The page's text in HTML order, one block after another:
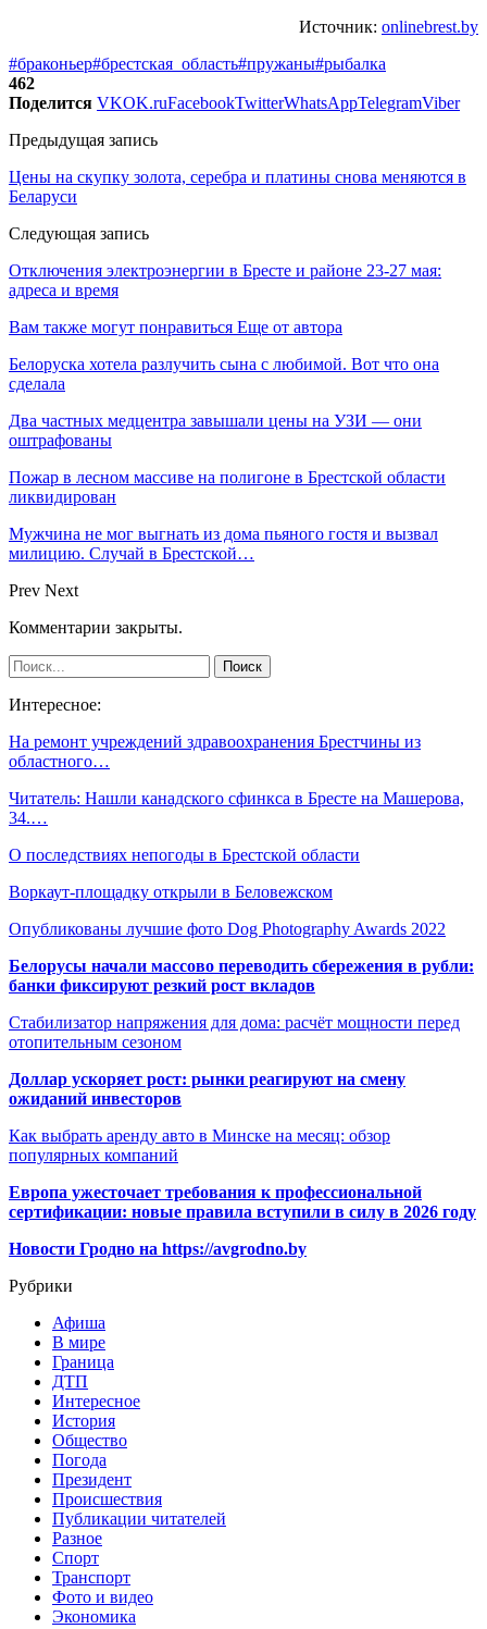
Источник: onlinebrest.by
#браконьер#брестская_область#пружаны#рыбалка
462
Поделится VKOK.ruFacebookTwitterWhatsAppTelegramViber
Предыдущая запись
Цены на скупку золота, серебра и платины снова меняются в
Беларуси
Следующая запись
Отключения электроэнергии в Бресте и районе 23-27 мая:
адреса и время
Вам также могут понравиться Еще от автора
Белоруска хотела разлучить сына с любимой. Вот что она
сделала
Два частных медцентра завышали цены на УЗИ — они
оштрафованы
Пожар в лесном массиве на полигоне в Брестской области
ликвидирован
Мужчина не мог выгнать из дома пьяного гостя и вызвал
милицию. Случай в Брестской…
Prev Next
Комментарии закрыты.
Интересное:
На ремонт учреждений здравоохранения Брестчины из
областного…
Читатель: Нашли канадского сфинкса в Бресте на Машерова,
34.…
О последствиях непогоды в Брестской области
Воркаут-площадку открыли в Беловежском
Опубликованы лучшие фото Dog Photography Awards 2022
Белорусы начали массово переводить сбережения в рубли:
банки фиксируют резкий рост вкладов
Стабилизатор напряжения для дома: расчёт мощности перед
отопительным сезоном
Доллар ускоряет рост: рынки реагируют на смену
ожиданий инвесторов
Как выбрать аренду авто в Минске на месяц: обзор
популярных компаний
Европа ужесточает требования к профессиональной
сертификации: новые правила вступили в силу в 2026 году
Новости Гродно на https://avgrodno.by
Рубрики
Афиша
В мире
Граница
ДТП
Интересное
История
Общество
Погода
Президент
Происшествия
Публикации читателей
Разное
Спорт
Транспорт
Фото и видео
Экономика